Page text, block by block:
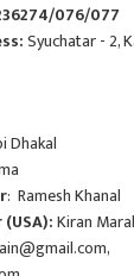
076/077
Syuchatar - 2,
Dhakal
: Ramesh Khanal
Kiran
,